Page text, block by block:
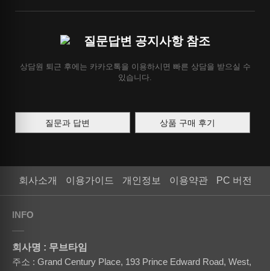
질문답변 공지사항 참조
상담원 퇴근 후에는 카카오톡을 이용하시면 빠른 상담을 받으실 수
있습니다.
질문과 답변 상품 구매 후기
회사소개 이용가이드 개인정보 이용약관 PC 버전
INFO
회사명 : 무브타임
주소 : Grand Century Place, 193 Prince Edward Road, West,